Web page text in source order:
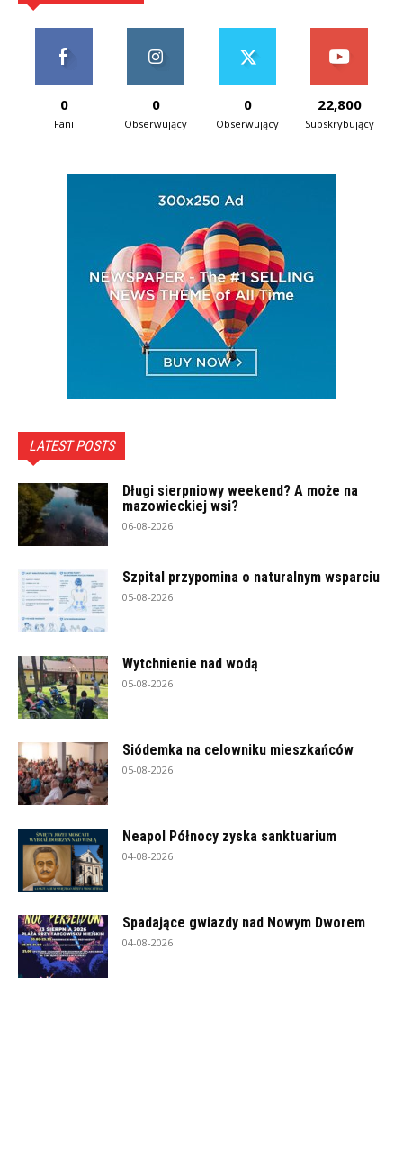
0
Fani
0
Obserwujący
0
Obserwujący
22,800
Subskrybujący
LATEST POSTS
Długi sierpniowy weekend? A może na
mazowieckiej wsi?
06-08-2026
Szpital przypomina o naturalnym wsparciu
05-08-2026
Wytchnienie nad wodą
05-08-2026
Siódemka na celowniku mieszkańców
05-08-2026
Neapol Północy zyska sanktuarium
04-08-2026
Spadające gwiazdy nad Nowym Dworem
04-08-2026